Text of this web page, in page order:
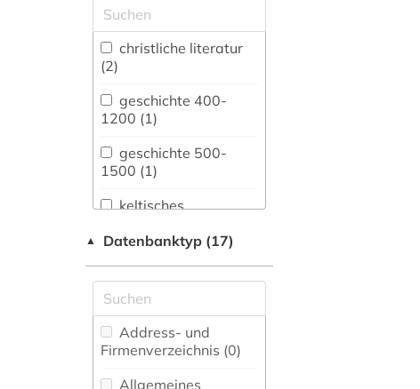
Allgemeine und
vergleichende Sprach-
und
Literaturwissenschaft.
Außereuropäische
Sprachen und
Anglistik.
Vermessungswesen (0)
Australien,
Neuseeland (0)
Biologie,
christliche literatur
(2)
geschichte 400-
1200 (1)
geschichte 500-
1500 (1)
keltisches
▲ Datenbanktyp (17)
Address- und
Firmenverzeichnis (0)
Allgemeines